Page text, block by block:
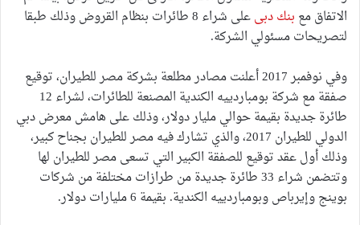
الاتفاق مع بنك دبى
على شراء 8 طائرات بنظام القروض وذلك طبقا
لتصريحات مسئولي الشركة.
وفي نوفمبر 2017 أعلنت مصادر مطلعة بشركة مصر للطيران، توقيع
صفقة مع شركة بومباردييه الكندية المصنعة للطائرات، لشراء 12
طائرة جديدة بقيمة حوالي مليار دولار، وذلك على هامش معرض دبي
الدولي للطيران 2017، والذي تشارك فيه مصر للطيران بجناح كبير،
وذلك أول عقد توقيع للصفقة الكبير التي تسعى مصر للطيران لها
وتتضمن شراء 33 طائرة جديدة من طرازات مختلفة من شركات
بوينج وإيرباص وبومباردييه الكندية. بقيمة 6 مليارات دولار.